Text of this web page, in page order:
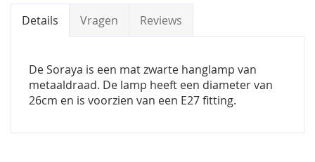
Details Vragen Reviews
De Soraya is een mat zwarte hanglamp van
metaaldraad. De lamp heeft een diameter van
26cm en is voorzien van een E27 fitting.